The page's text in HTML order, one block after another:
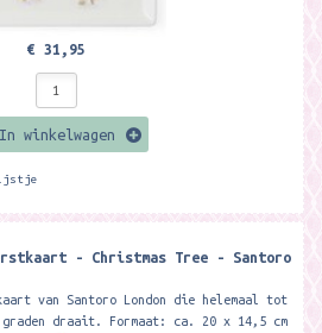
€ 31,95
In winkelwagen
- Christmas Tree - Santoro
van Santoro London die helemaal tot
draait. Formaat: ca. 20 x 14,5 cm